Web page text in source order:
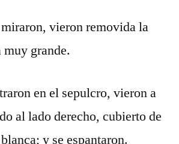
vieron removida la
muy grande.
en el sepulcro, vieron a
al lado derecho, cubierto de
y se espantaron.